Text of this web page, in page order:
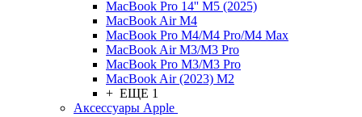
MacBook Pro 14'' M5 (2025)
MacBook Air M4
MacBook Pro M4/M4 Pro/M4 Max
MacBook Air M3/M3 Pro
MacBook Pro M3/M3 Pro
MacBook Air (2023) M2
+ ЕЩЕ 1
Аксессуары Apple